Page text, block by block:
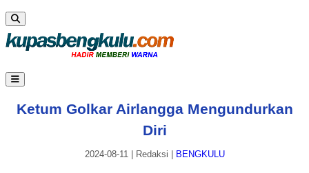
Ketum Golkar Airlangga Mengundurkan
Diri
2024-08-11| Redaksi BENGKULU